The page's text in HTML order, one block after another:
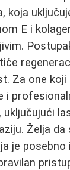
koja
E i
Za one
i
uključujući
Želja
je posebno